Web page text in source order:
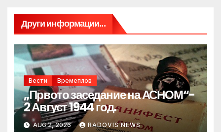
Други информации...
Вести Времеплов
„Првото заседание на АСНОМ“-
2 Август 1944 год.
AUG 2, 2026 RADOVIS NEWS